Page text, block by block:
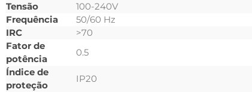
Tensão
100-240V
Frequência
50/60 Hz
IRC
>70
Fator de
potência
0.5
Índice de
proteção
IP20